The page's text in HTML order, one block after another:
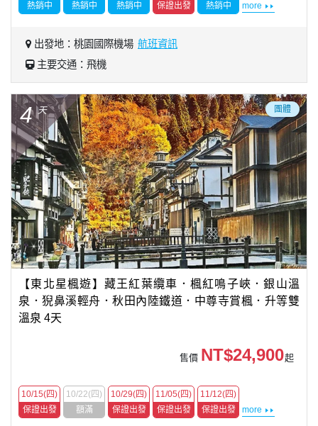
熱銷中
熱銷中
熱銷中
保證出發
熱銷中
more
出發地：桃園國際機場 航班資訊
主要交通：飛機
4 天 團體
【東北星楓遊】藏王紅葉纜車．楓紅鳴子峽．銀山溫
泉．猊鼻溪輕舟．秋田內陸鐵道．中尊寺賞楓．升等雙
溫泉 4天
售價 NT$24,900起
10/15(四)
保證出發
10/22(四)
額滿
10/29(四)
保證出發
11/05(四)
保證出發
11/12(四)
保證出發
more